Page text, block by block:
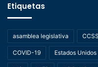
Etiquetas
asamblea legislativa CCSS
COVID-19 Estados Unidos